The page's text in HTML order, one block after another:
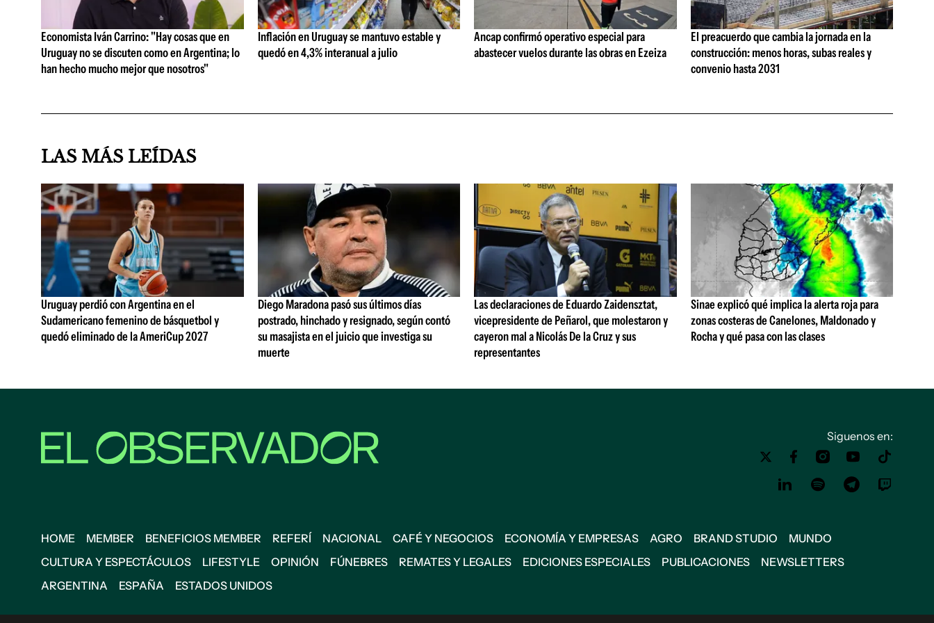
Economista Iván Carrino: "Hay cosas que en
Uruguay no se discuten como en Argentina; lo
han hecho mucho mejor que nosotros"
Inflación en Uruguay se mantuvo estable y
quedó en 4,3% interanual a julio
Ancap confirmó operativo especial para
abastecer vuelos durante las obras en Ezeiza
El preacuerdo que cambia la jornada en la
construcción: menos horas, subas reales y
convenio hasta 2031
LAS MÁS LEÍDAS
Uruguay perdió con Argentina en el
Sudamericano femenino de básquetbol y
quedó eliminado de la AmeriCup 2027
Diego Maradona pasó sus últimos días
postrado, hinchado y resignado, según contó
su masajista en el juicio que investiga su
muerte
Las declaraciones de Eduardo Zaidensztat,
vicepresidente de Peñarol, que molestaron y
cayeron mal a Nicolás De la Cruz y sus
representantes
Sinae explicó qué implica la alerta roja para
zonas costeras de Canelones, Maldonado y
Rocha y qué pasa con las clases
Siguenos en:
HOME MEMBER BENEFICIOS MEMBER REFERÍ NACIONAL CAFÉ Y NEGOCIOS ECONOMÍA Y EMPRESAS AGRO BRAND STUDIO
MUNDO
CULTURA Y ESPECTÁCULOS
LIFESTYLE OPINIÓN FÚNEBRES REMATES Y LEGALES EDICIONES ESPECIALES PUBLICACIONES
NEWSLETTERS
ARGENTINA
ESPAÑA ESTADOS UNIDOS